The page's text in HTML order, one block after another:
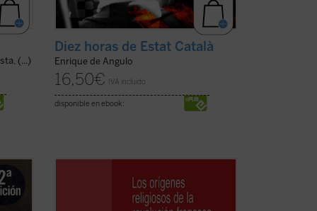
(...)
Diez horas de Estat Català
Enrique de Angulo
16,50€ IVA incluido
disponible en ebook:
En este nuevo y polémico libro, Dale Van
Kley asegura que la Revolución francesa,
aunque se asocia con el intento de